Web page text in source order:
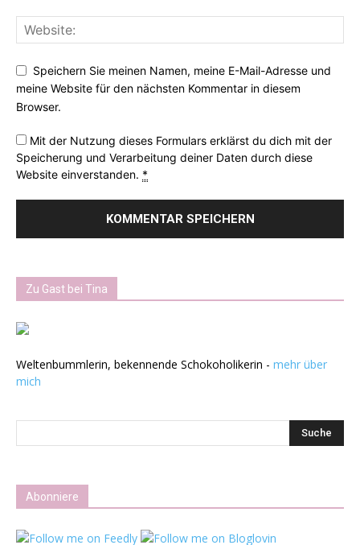
Speichern Sie meinen Namen, meine E-Mail-Adresse und
meine Website für den nächsten Kommentar in diesem
Browser.
Mit der Nutzung dieses Formulars erklärst du dich mit der
Speicherung und Verarbeitung deiner Daten durch diese
Website einverstanden. *
Zu Gast bei Tina
Weltenbummlerin, bekennende Schokoholikerin - mehr über
mich
Abonniere